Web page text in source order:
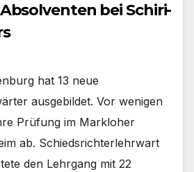
bei Schiri-
hat 13 neue
ausgebildet. Vor wenigen
Prüfung im Markloher
ab. Schiedsrichterlehrwart
den Lehrgang mit 22